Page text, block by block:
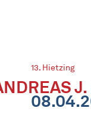
13. Hietzing